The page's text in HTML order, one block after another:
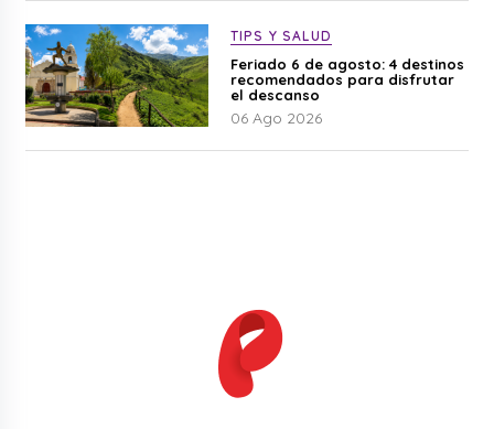
TIPS Y SALUD
Feriado 6 de agosto: 4 destinos
recomendados para disfrutar
el descanso
06 Ago 2026